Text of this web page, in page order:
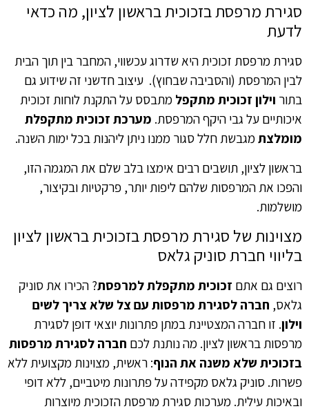
סגירת מרפסת בזכוכית בראשון לציון, מה כדאי
לדעת
סגירת מרפסת זכוכית היא שדרוג עכשווי, המחבר בין תוך הבית
לבין המרפסת (והסביבה שבחוץ). עיצוב חדשני זה שידוע גם
בתור‏ וילון זכוכית מתקפל מתבסס על התקנת לוחות זכוכית
איכותיים על גבי היקף המרפסת. מערכת זכוכית מתקפלת
מומלצתמגבשת חלל סגור ממנו ניתן ליהנות בכל ימות השנה.
בראשון לציון, תושבים רבים אימצו בלב שלם את המגמה הזו,
והפכו את המרפסות שלהם ליפות יותר, פרקטיות ובקיצור,
מושלמות.
‏מצוינות של סגירת מרפסת בזכוכית בראשון לציון
בליווי חברת סוניק גלאס
רוצים גם אתם‏ זכוכית מתקפלת למרפסת? הכירו את סוניק
גלאס, חברה לסגירת מרפסות עם צל שלא צריך לשים
וילון. זו חברה המצטיינת במתן פתרונות יוצאי דופן לסגירת
מרפסות בראשון לציון. מה נותנת לכם חברה לסגירת מרפסות
בזכוכית שלא משנה את הנוף: ראשית, ‏מצוינות מקצועית ללא
פשרות. ‏סוניק גלאס מקפידה על פתרונות מיטביים, ללא דופי
ובאיכות עילית. מערכות סגירת מרפסת הזכוכית מיוצרות